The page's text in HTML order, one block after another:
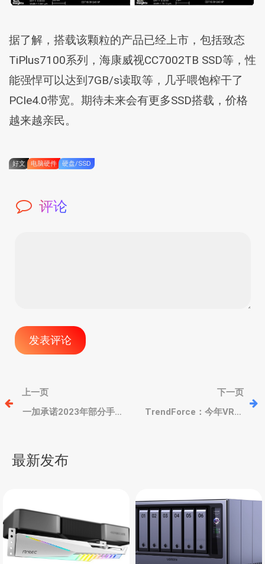
据了解，搭载该颗粒的产品已经上市，包括致态
TiPlus7100系列，海康威视CC7002TB SSD等，性
能强悍可以达到7GB/s读取等，几乎喂饱榨干了
PCIe4.0带宽。期待未来会有更多SSD搭载，价格
越来越亲民。
好文 电脑硬件 硬盘/SSD
评论
文
章
航
上一页
一加承诺2023年部分手机
下一页
TrendForce：今年VR头
最新发布